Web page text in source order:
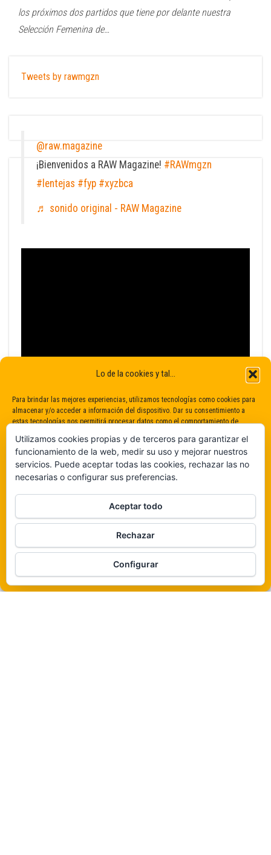
Lo de la cookies y tal...
Para brindar las mejores experiencias, utilizamos tecnologías como cookies para
almacenar y/o acceder a información del dispositivo. Dar su consentimiento a
estas tecnologías nos permitirá procesar datos como el comportamiento de
consentimiento puede afectar negativamente a determinadas características y
funciones.
De ninguna manera
Veámos que hay aquí
Política de cookies
los próximos dos partidos que tiene por delante nuestra
Selección Femenina de…
Tweets by rawmgzn
@raw.magazine
¡Bienvenidos a RAW Magazine! #RAWmgzn
#lentejas #fyp #xyzbca
♬ sonido original - RAW Magazine
WordPress |Tema:
Utilizamos cookies propias y de terceros para garantizar el
funcionamiento de la web, medir su uso y mejorar nuestros
servicios. Puede aceptar todas las cookies, rechazar las no
necesarias o configurar sus preferencias.
Aceptar todo
Rechazar
Configurar